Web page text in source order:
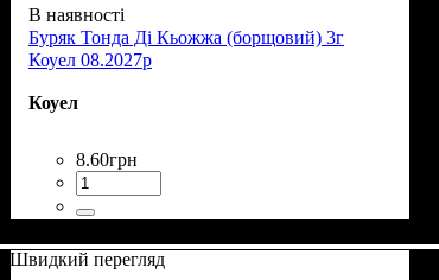
В наявності
Буряк Тонда Ді Кьожжа (борщовий) 3г
Коуел 08.2027р
Коуел
8.60грн
Швидкий перегляд